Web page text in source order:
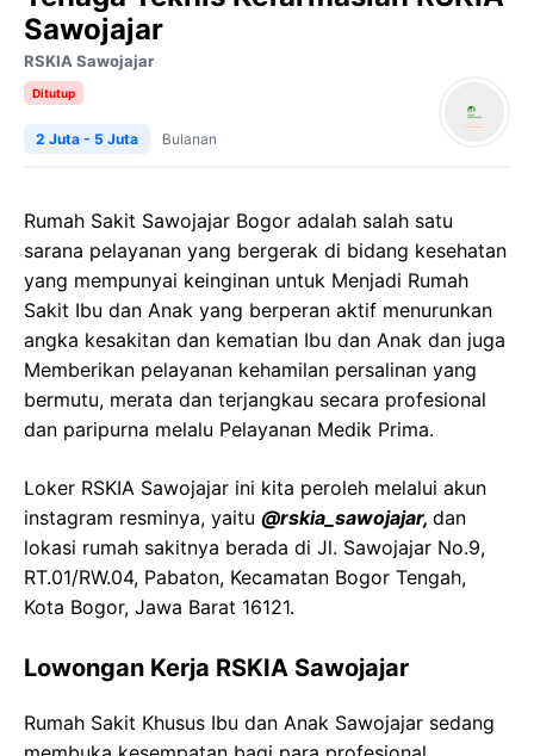
Sawojajar
RSKIA Sawojajar
Ditutup
2 Juta - 5 Juta Bulanan
Rumah Sakit Sawojajar Bogor adalah salah satu
sarana pelayanan yang bergerak di bidang kesehatan
yang mempunyai keinginan untuk Menjadi Rumah
Sakit Ibu dan Anak yang berperan aktif menurunkan
angka kesakitan dan kematian Ibu dan Anak dan juga
Memberikan pelayanan kehamilan persalinan yang
bermutu, merata dan terjangkau secara profesional
dan paripurna melalu Pelayanan Medik Prima.
Loker RSKIA Sawojajar ini kita peroleh melalui akun
instagram resminya, yaitu @rskia_sawojajar, dan
lokasi rumah sakitnya berada di Jl. Sawojajar No.9,
RT.01/RW.04, Pabaton, Kecamatan Bogor Tengah,
Kota Bogor, Jawa Barat 16121.
Lowongan Kerja RSKIA Sawojajar
Rumah Sakit Khusus Ibu dan Anak Sawojajar sedang